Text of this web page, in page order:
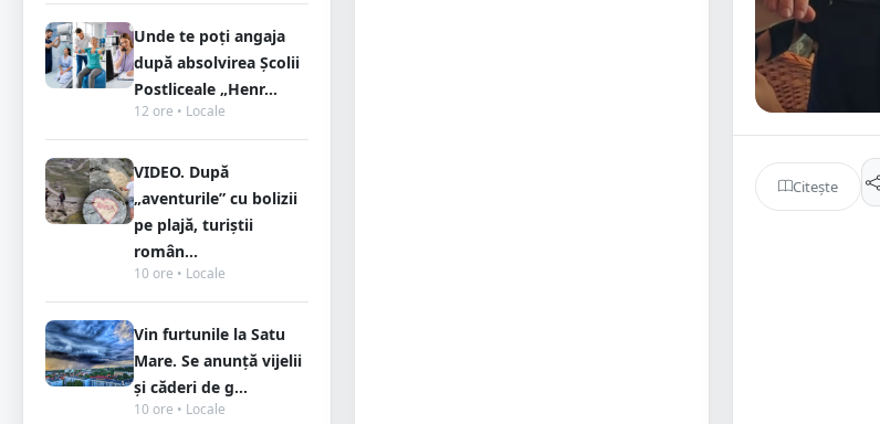
Unde te poți angaja
după absolvirea Școlii
Postliceale „Henr...
12 ore • Locale
VIDEO. După
„aventurile” cu bolizii
pe plajă, turiștii
român...
10 ore • Locale
Vin furtunile la Satu
Mare. Se anunță vijelii
și căderi de g...
10 ore • Locale
Citește